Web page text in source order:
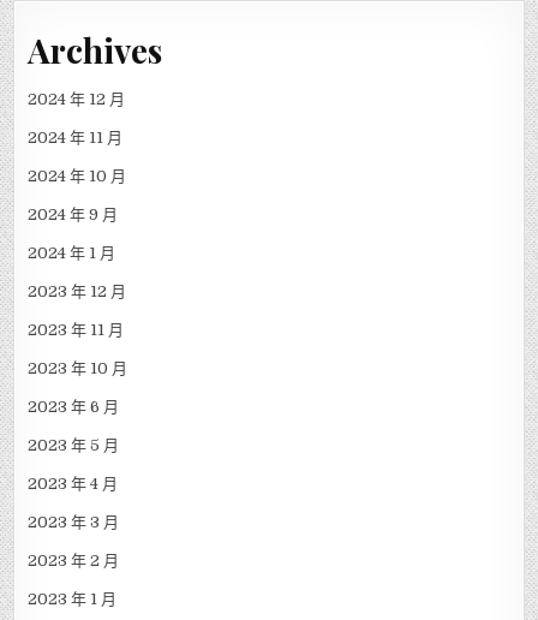
Archives
2024 年 12 月
2024 年 11 月
2024 年 10 月
2024 年 9 月
2024 年 1 月
2023 年 12 月
2023 年 11 月
2023 年 10 月
2023 年 6 月
2023 年 5 月
2023 年 4 月
2023 年 3 月
2023 年 2 月
2023 年 1 月